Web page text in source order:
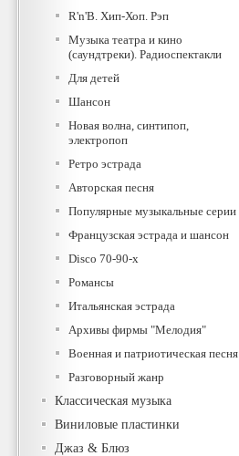
R'n'B. Хип-Хоп. Рэп
Музыка театра и кино
(саундтреки). Радиоспектакли
Для детей
Шансон
Новая волна, синтипоп,
электропоп
Ретро эстрада
Авторская песня
Популярные музыкальные серии
Французская эстрада и шансон
Disco 70-90-х
Романсы
Итальянская эстрада
Архивы фирмы "Мелодия"
Военная и патриотическая песня
Разговорный жанр
Классическая музыка
Виниловые пластинки
Джаз & Блюз